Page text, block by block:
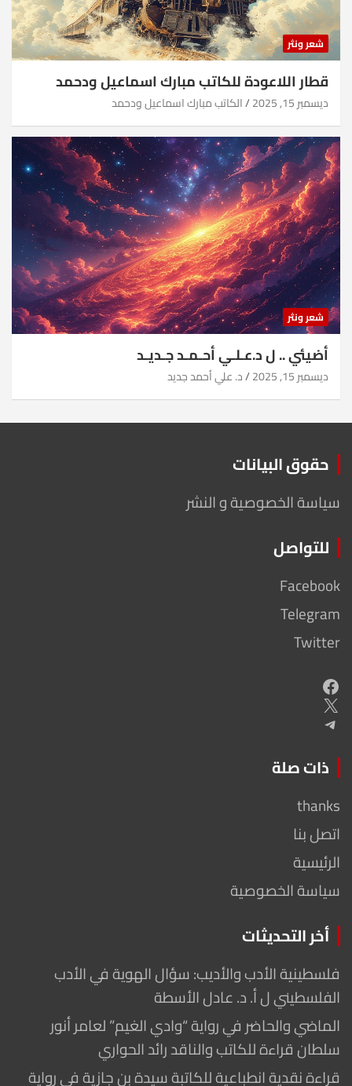
شعر ونثر
قطار اللاعودة للكاتب مبارك اسماعيل ودحمد
ديسمبر 15, 2025 الكاتب مبارك اسماعيل ودحمد
شعر ونثر
أضيئي .. ل د.عـلـي أحـمـد جـديـد
ديسمبر 15, 2025 د. علي أحمد جديد
حقوق البيانات
سياسة الخصوصية و النشر
للتواصل
Facebook
Telegram
Twitter
Facebook
X
Telegram
ذات صلة
thanks
اتصل بنا
الرئيسية
سياسة الخصوصية
أخر التحديثات
فلسطينية الأدب والأديب: سؤال الهوية في الأدب
الفلسطيني ل أ. د. عادل الأسطة
الماضي والحاضر في رواية “وادي الغيم” لعامر أنور
سلطان قراءة للكاتب والناقد رائد الحواري
قراءة نقدية انطباعية للكاتبة سيدة بن جازية في رواية